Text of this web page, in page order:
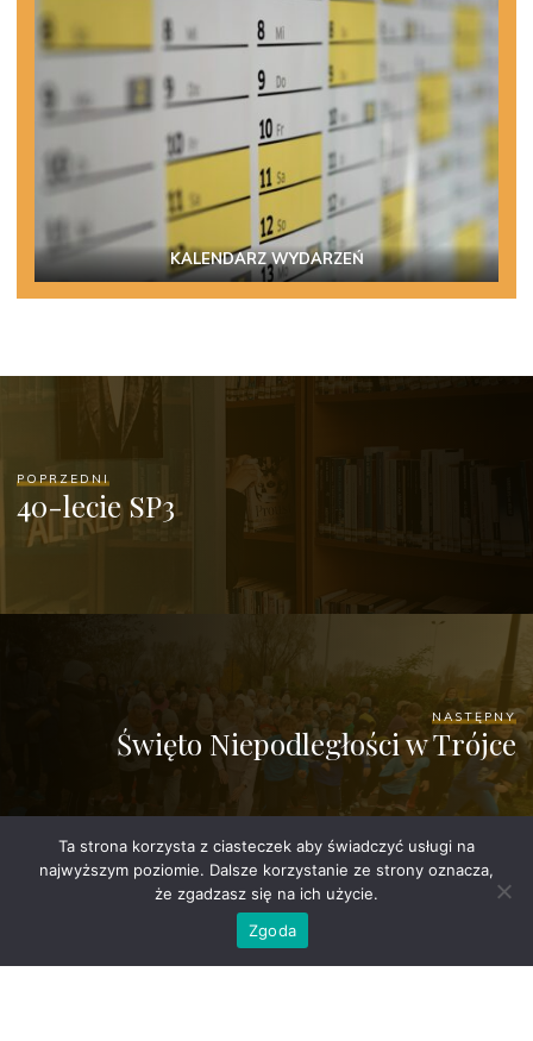
KALENDARZ WYDARZEŃ
POPRZEDNI
40-lecie SP3
NASTĘPNY
Święto Niepodległości w Trójce
Ta strona korzysta z ciasteczek aby świadczyć usługi na
najwyższym poziomie. Dalsze korzystanie ze strony oznacza,
że zgadzasz się na ich użycie.
Zgoda